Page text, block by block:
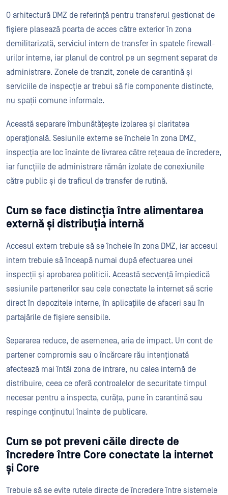
O arhitectură DMZ de referință pentru transferul gestionat de
fișiere plasează poarta de acces către exterior în zona
demilitarizată, serviciul intern de transfer în spatele firewall-
urilor interne, iar planul de control pe un segment separat de
administrare. Zonele de tranzit, zonele de carantină și
serviciile de inspecție ar trebui să fie componente distincte,
nu spații comune informale.
Această separare îmbunătățește izolarea și claritatea
operațională. Sesiunile externe se încheie în zona DMZ,
inspecția are loc înainte de livrarea către rețeaua de încredere,
iar funcțiile de administrare rămân izolate de conexiunile
către public și de traficul de transfer de rutină.
Cum se face distincția între alimentarea
externă și distribuția internă
Accesul extern trebuie să se încheie în zona DMZ, iar accesul
intern trebuie să înceapă numai după efectuarea unei
inspecții și aprobarea politicii. Această secvență împiedică
sesiunile partenerilor sau cele conectate la internet să scrie
direct în depozitele interne, în aplicațiile de afaceri sau în
partajările de fișiere sensibile.
Separarea reduce, de asemenea, aria de impact. Un cont de
partener compromis sau o încărcare rău intenționată
afectează mai întâi zona de intrare, nu calea internă de
distribuire, ceea ce oferă controalelor de securitate timpul
necesar pentru a inspecta, curăța, pune în carantină sau
respinge conținutul înainte de publicare.
Cum se pot preveni căile directe de
încredere între Core conectate la internet
și Core
Trebuie să se evite rutele directe de încredere între sistemele